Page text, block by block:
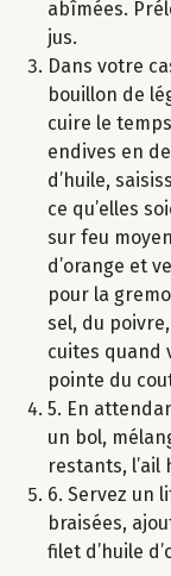
abîmées.
jus.
Dans votre
bouillon de
cuire le
endives en
d’huile,
ce qu’elles
sur feu
d’orange et
pour la
sel, du
cuites quand
pointe du
5. En
un bol,
restants, l’ail
6. Servez un
braisées,
filet d’huile